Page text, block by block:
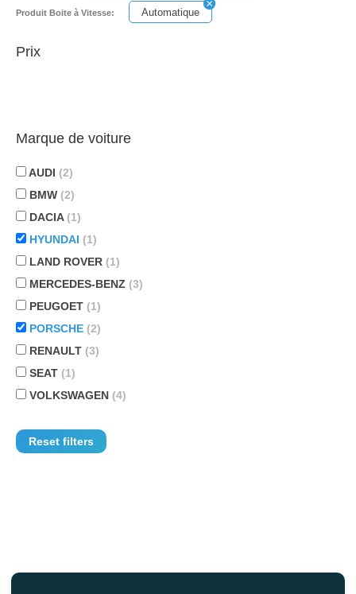
Produit Boite à Vitesse: Automatique
Prix
Marque de voiture
AUDI (2)
BMW (2)
DACIA (1)
HYUNDAI (1)
LAND ROVER (1)
MERCEDES-BENZ (3)
PEUGOET (1)
PORSCHE (2)
RENAULT (3)
SEAT (1)
VOLKSWAGEN (4)
Reset filters